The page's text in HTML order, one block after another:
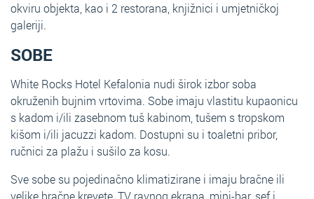
okviru objekta, kao i 2 restorana, knjižnici i umjetničkoj
galeriji.
SOBE
White Rocks Hotel Kefalonia nudi širok izbor soba
okruženih bujnim vrtovima. Sobe imaju vlastitu kupaonicu
s kadom i/ili zasebnom tuš kabinom, tušem s tropskom
kišom i/ili jacuzzi kadom. Dostupni su i toaletni pribor,
ručnici za plažu i sušilo za kosu.
Sve sobe su pojedinačno klimatizirane i imaju bračne ili
velike bračne krevete, TV ravnog ekrana, mini-bar, sef i